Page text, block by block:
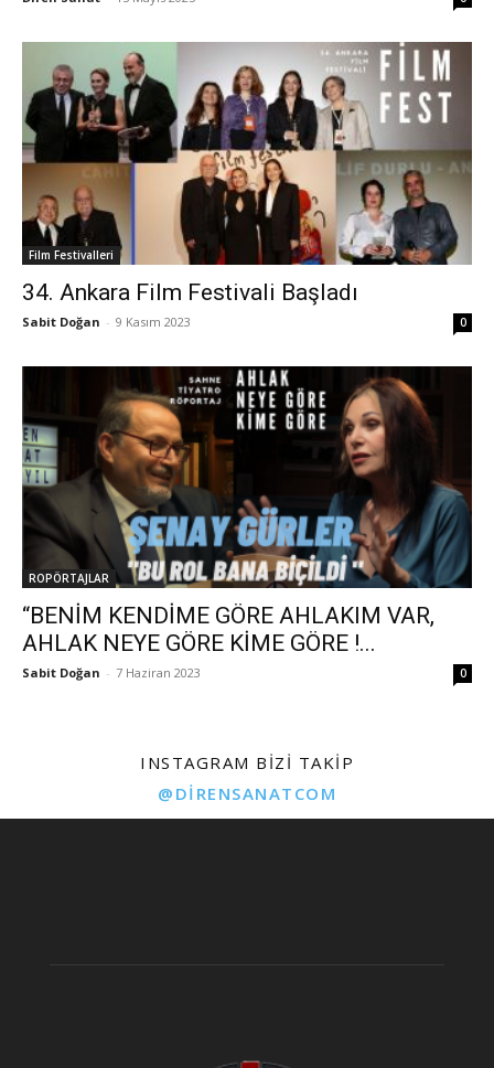
Film Festivalleri
34. Ankara Film Festivali Başladı
Sabit Doğan - 9 Kasım 2023 0
ROPÖRTAJLAR
“BENİM KENDİME GÖRE AHLAKIM VAR,
AHLAK NEYE GÖRE KİME GÖRE !...
Sabit Doğan - 7 Haziran 2023 0
INSTAGRAM BIZI TAKIP
@DIRENSANATCOM